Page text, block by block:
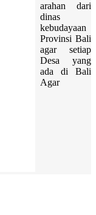
arahan dari
dinas
kebudayaan
Provinsi Bali
agar setiap
Desa yang
ada di Bali
Agar